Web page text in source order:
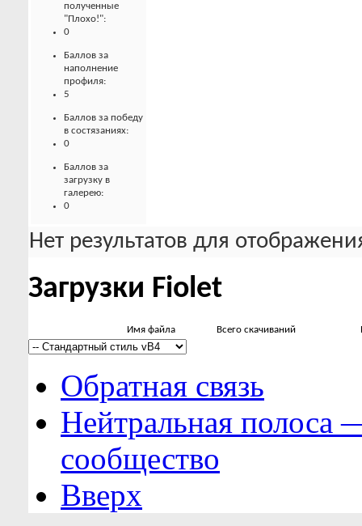
полученные
"Плохо!":
0
Баллов за
наполнение
профиля:
5
Баллов за победу
в состязаниях:
0
Баллов за
загрузку в
галерею:
0
Нет результатов для
Загрузки Fiolet
Имя файла Всего скачиваний
Обратная связь
Нейтральная полоса
сообщество
Вверх